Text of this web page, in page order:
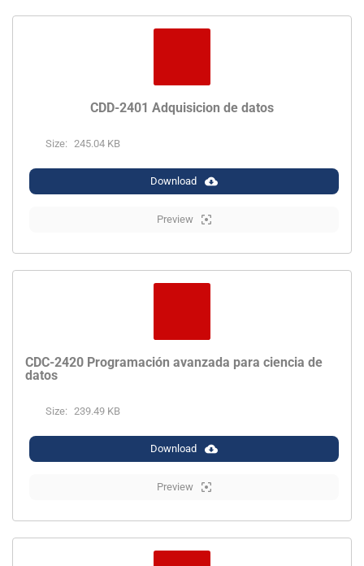
CDD-2401 Adquisicion de datos
Size: 245.04 KB
Download
Preview
CDC-2420 Programación avanzada para ciencia de
datos
Size: 239.49 KB
Download
Preview